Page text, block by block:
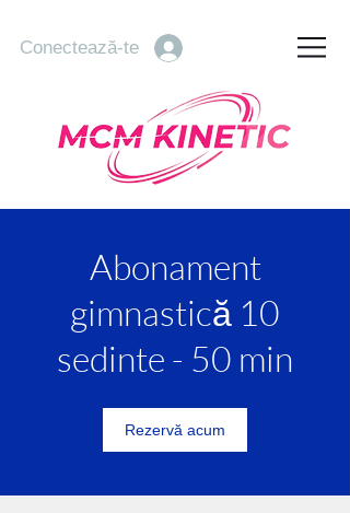
Conectează-te
Abonament
gimnastică 10
sedinte - 50 min
Rezervă acum